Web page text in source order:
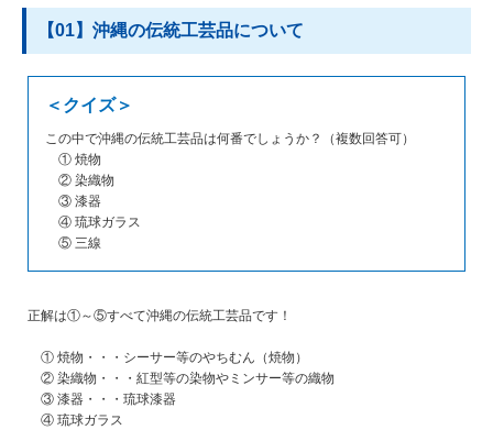
【01】沖縄の伝統工芸品について
＜クイズ＞
この中で沖縄の伝統工芸品は何番でしょうか？（複数回答可）
① 焼物
② 染織物
③ 漆器
④ 琉球ガラス
⑤ 三線
正解は①～⑤すべて沖縄の伝統工芸品です！
① 焼物・・・シーサー等のやちむん（焼物）
② 染織物・・・紅型等の染物やミンサー等の織物
③ 漆器・・・琉球漆器
④ 琉球ガラス